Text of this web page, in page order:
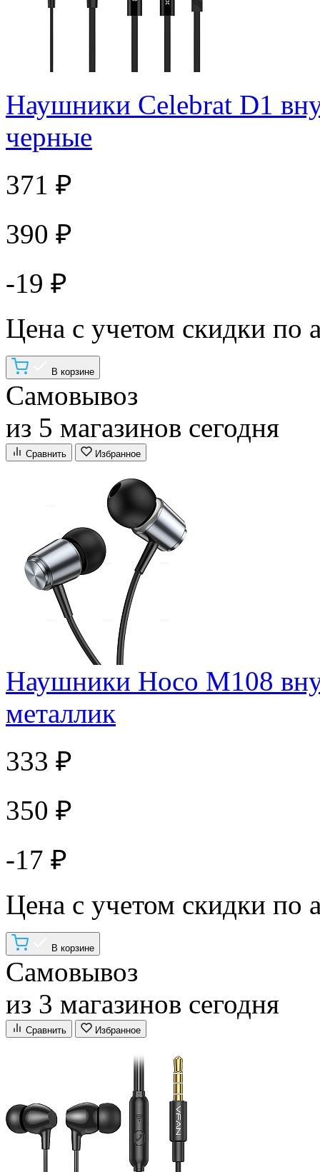
Наушники Celebrat D1
черные
371 ₽
390 ₽
-19 ₽
Цена с учетом скидки по
В корзине
Самовывоз
из 5 магазинов сегодня
Сравнить Избранное
Наушники Hoco M108
металлик
333 ₽
350 ₽
-17 ₽
Цена с учетом скидки по
В корзине
Самовывоз
из 3 магазинов сегодня
Сравнить Избранное